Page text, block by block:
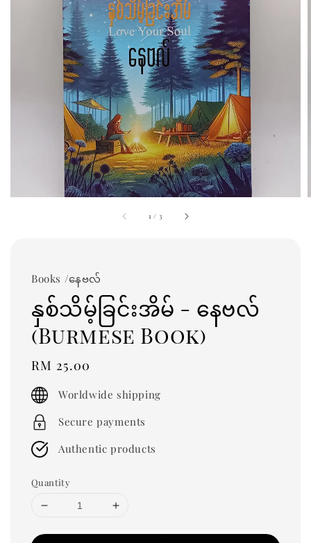
1 / 3
Books /နေဗလ်
နှစ်သိမ့်ခြင်းအိမ် - နေဗလ်
(Burmese Book)
Regular
price
RM 25.00
Worldwide shipping
Secure payments
Authentic products
Quantity